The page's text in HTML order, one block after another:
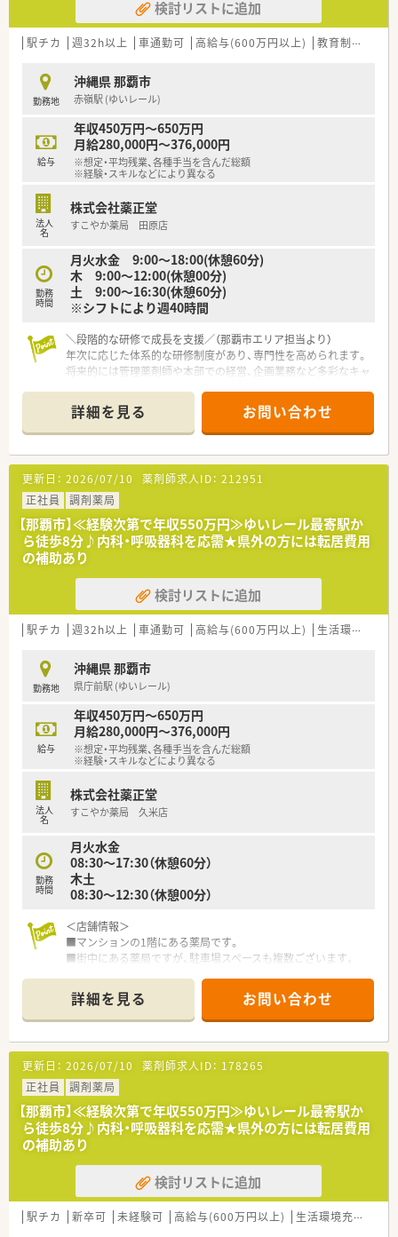
■その他資料作成支援、必須文書作成～保管 等
<福利厚生面について>
～15:00を設けており、様々なライフイベントがある方も働きや
すいです。
■残業時間は2021年平均で月当たり19.5時間、1日1時間程度で
す。
■産休育休の取得率も男性30％、女性98％と高い水準で取得で
きております。
■年間の有給取得率も73.4％と高く、心身ともに健康な状態で勤
■担当マネージャーが各メンバーの割り当て数やコンディショ
ンを可視化しており、偏りがないようにバランスを取っておりま
す。
宅やサテライトオフィス等で行っていただいております。
■時短勤務制度や、小学校就学中まで子供の病気療養・学校行事
参加のために1時間単位で有給取得が出来るケアリーブ制度など
制度も充実しています。
高く、従業員の能力が発揮できる環境を整えています。
検討リストに追加
駅チカ 週32h以上 車通勤可 高給与(600万円以上) 教育制度あり
勤務地
沖縄県 那覇市
赤嶺駅 (ゆいレール)
給与
年収450万円～650万円
月給280,000円～376,000円
※想定・平均残業、各種手当を含んだ総額
※経験・スキルなどにより異なる
法人
名
株式会社薬正堂
すこやか薬局 田原店
勤務
時間
月火水金 9:00～18:00(休憩60分)
木 9:00～12:00(休憩00分)
土 9:00～16:30(休憩60分)
※シフトにより週40時間
＼段階的な研修で成長を支援／（那覇市エリア担当より）
年次に応じた体系的な研修制度があり、専門性を高められます。
将来的には管理薬剤師や本部での経営、企画業務など多彩なキャ
【店舗情報と応需状況について】
■ゆいレールの赤嶺駅から徒歩で6分ほどの場所に位置してお
り、通勤の利便性が非常に高い調剤薬局の店舗です。
■処方箋は耳鼻科と小児科をメインに応需しており、1日平均50
枚から70枚、月平均では約1,377枚を対応します。
■現場の体制は管理薬剤師1名と契約社員1名に加えて、正社員
の医療事務2名が在籍しており、相互に連携しています。
【募集背景と求める人物像について】
■現在は欠員補充のために急募しており、早期に正社員として勤
務を開始できる、意欲的な薬剤師の方を求めています。
■調剤薬局での経験が3年以上ある方を募集していますが、人物
重視の評価を行うため、50代以上の方も歓迎します。
■事務スタッフとのチームワークを大切にしながら、地域の患者
【法人特徴について】
■沖縄県内に40店舗以上を展開する県内最大手のチェーン薬局
で、地域に根差したヘルスケア事業を多角的に展開します。
■医療事務のほかにフロア・コンシェルジュを配置しており、薬
剤師が本来の対人業務に専念できる環境を実現しています。
■最新の自動ピッキング装置などのDX化に注力しており、業務
【求人情報について】
■想定年収は450万円から550万円となっており、これまでの経
■昇給は年1回で2％程度の高い昇給率を誇っており、賞与は年2
回で合計4ヶ月分の支給実績がある安定した条件です。
■住宅街の一角にある「ナチュラルロハス」をコンセプトとした
店舗で、清潔感のあるかわいらしい内装が特徴です。
詳細を見る お問い合わせ
更新日： 2026/07/10 薬剤師求人ID： 212951
正社員
調剤薬局
【那覇市】≪経験次第で年収550万円≫ゆいレール最寄駅か
ら徒歩8分♪内科・呼吸器科を応需★県外の方には転居費用
の補助あり
検討リストに追加
駅チカ 週32h以上 車通勤可 高給与(600万円以上) 生活環境充実
勤務地
沖縄県 那覇市
県庁前駅 (ゆいレール)
給与
年収450万円～650万円
月給280,000円～376,000円
※想定・平均残業、各種手当を含んだ総額
※経験・スキルなどにより異なる
法人
名
株式会社薬正堂
すこやか薬局 久米店
勤務
時間
月火水金
08:30～17:30（休憩60分）
木土
08:30～12:30（休憩00分）
＜店舗情報＞
■マンションの1階にある薬局です。
■街中にある薬局ですが、駐車場スペースも複数ございます。
るい雰囲気の薬局です。
■周辺にはコンビニや飲食店・公園もあり休憩時には便利な立地
です。
■1日80～100枚の処方箋を応需！近隣の内科・呼吸器科クリニッ
クからメインで応需しており応需先との関係も良好のため疑似
照会しやすい環境です。
≪こんな会社です≫
■沖縄県内に39店舗展開しており、沖縄では最大手の薬局です。
【2022.11現時点】
現在、半数以上の20店舗以上の店舗で在宅業務も行っています。
沖縄では在宅実績No.1の会社です。
県内に店舗が多数のため、ヘルプ体制も充実しています。
現場で管理薬剤師業務以外にも、エリアマネージャーやブロック
長もおり、人事や会社の経営にもキャリアップできる環境もござ
詳細を見る お問い合わせ
更新日： 2026/07/10 薬剤師求人ID： 178265
正社員
調剤薬局
【那覇市】≪経験次第で年収550万円≫ゆいレール最寄駅か
ら徒歩8分♪内科・呼吸器科を応需★県外の方には転居費用
の補助あり
検討リストに追加
駅チカ 新卒可 未経験可 高給与(600万円以上) 生活環境充実